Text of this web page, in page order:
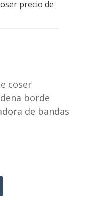
precio de
coser
borde
de bandas